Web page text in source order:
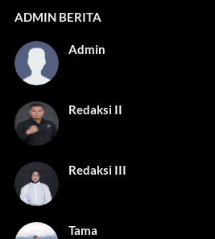
ADMIN BERITA
Admin
Redaksi II
Redaksi III
Tama